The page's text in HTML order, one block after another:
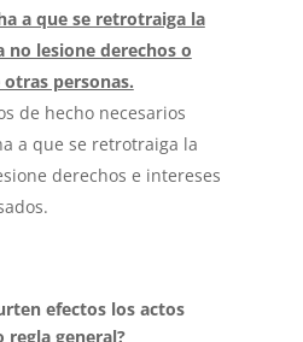
a que se retrotraiga la
no lesione derechos o
personas.
de hecho necesarios
a que se retrotraiga la
derechos e intereses
efectos los actos
general?